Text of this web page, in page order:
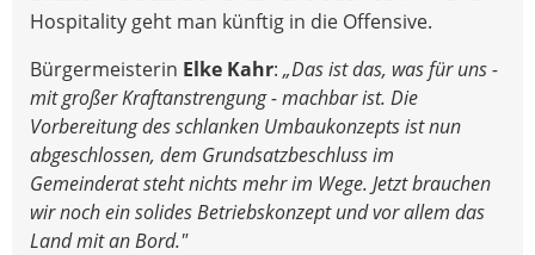
Hospitality geht man künftig in die Offensive.
Bürgermeisterin Elke Kahr: „Das ist das, was für uns -
mit großer Kraftanstrengung - machbar ist. Die
Vorbereitung des schlanken Umbaukonzepts ist nun
abgeschlossen, dem Grundsatzbeschluss im
Gemeinderat steht nichts mehr im Wege. Jetzt brauchen
wir noch ein solides Betriebskonzept und vor allem das
Land mit an Bord."